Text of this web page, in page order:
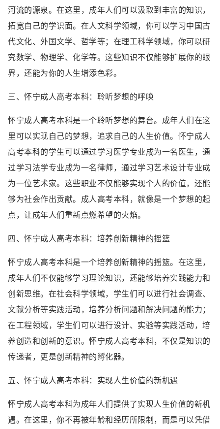
河流的源泉。在这里，成年人们可以汲取到丰富的知识，
拓宽自己的学识面。在人文科学领域，你可以学习中国古
代文化、外国文学、哲学等；在理工科学领域，你可以研
究数学、物理学、化学等。这些知识不仅能够扩展你的眼
界，还能为你的人生增添色彩。
三、怀宁成人高考本科：聆听梦想的呼唤
怀宁成人高考本科是一个聆听梦想的舞台。成年人们在这
里可以实现自己的梦想，追求自己的人生价值。怀宁成人
高考本科的学生可以通过学习医学专业成为一名医生，通
过学习法学专业成为一名律师，通过学习艺术设计专业成
为一位艺术家。这些职业不仅能够实现个人的价值，还能
够为社会作出贡献。成人高考本科，就像是一个梦想的起
点，让成年人们重新点燃希望的火焰。
四、怀宁成人高考本科：培养创新精神的摇篮
怀宁成人高考本科是一个培养创新精神的摇篮。在这里，
成年人们不仅能够学习理论知识，还能够培养实践能力和
创新思维。在社会科学领域，学生们可以进行社会调查、
文献分析等实践活动，培养分析问题和解决问题的能力；
在工程领域，学生们可以进行设计、实验等实践活动，培
养创造和创新的意识。怀宁成人高考本科，不仅是知识的
传递者，更是创新精神的孵化器。
五、怀宁成人高考本科：实现人生价值的新机遇
怀宁成人高考本科为成年人们提供了实现人生价值的新机
遇。在这里，你不再被年龄和经历所限制，而是可以凭借